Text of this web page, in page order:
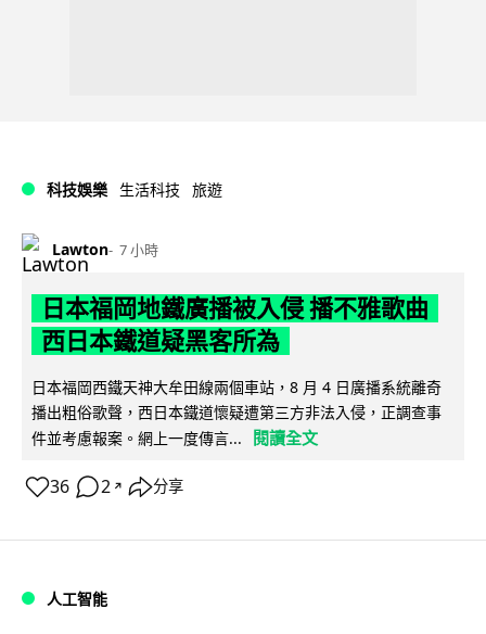
科技娛樂 生活科技 旅遊
Lawton 7 小時
日本福岡地鐵廣播被入侵 播不雅歌曲
西日本鐵道疑黑客所為
日本福岡西鐵天神大牟田線兩個車站，8 月 4 日廣播系統離奇
播出粗俗歌聲，西日本鐵道懷疑遭第三方非法入侵，正調查事
件並考慮報案。網上一度傳言...
閱讀全文
36 2 ↗ 分享
人工智能